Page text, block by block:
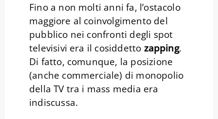
Fino a non molti anni fa, l’ostacolo
maggiore al coinvolgimento del
pubblico nei confronti degli spot
televisivi era il cosiddetto zapping.
Di fatto, comunque, la posizione
(anche commerciale) di monopolio
della TV tra i mass media era
indiscussa.